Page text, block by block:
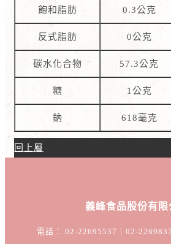
飽和脂肪 0.3公克
反式脂肪 0公克
碳水化合物 57.3公克
糖 1公克
鈉 618毫克
回上層
義峰食品股份有限
電話： 02-22695537｜02-